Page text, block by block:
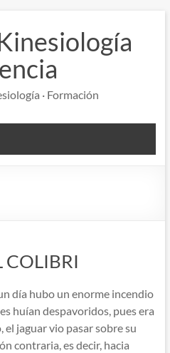
· Formación
COLIBRI
día hubo un enorme incendio
huían despavoridos, pues era
jaguar vio pasar sobre su
contraria, es decir, hacia